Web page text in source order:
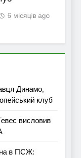
6 місяців ago
Динамо,
клуб
висловив
в ПСЖ: